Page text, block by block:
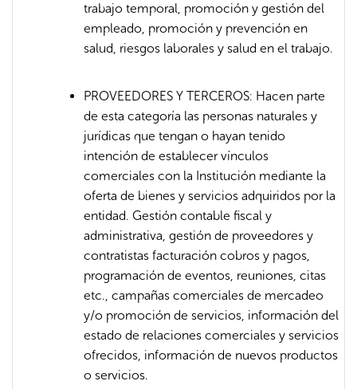
trabajo temporal, promoción y gestión del
empleado, promoción y prevención en
salud, riesgos laborales y salud en el trabajo.
PROVEEDORES Y TERCEROS: Hacen parte
de esta categoría las personas naturales y
jurídicas que tengan o hayan tenido
intención de establecer vínculos
comerciales con la Institución mediante la
oferta de bienes y servicios adquiridos por la
entidad. Gestión contable fiscal y
administrativa, gestión de proveedores y
contratistas facturación cobros y pagos,
programación de eventos, reuniones, citas
etc., campañas comerciales de mercadeo
y/o promoción de servicios, información del
estado de relaciones comerciales y servicios
ofrecidos, información de nuevos productos
o servicios.